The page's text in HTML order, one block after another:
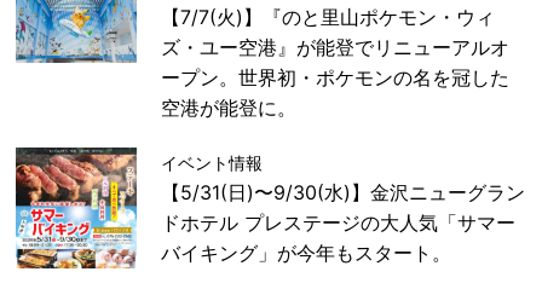
【7/7(火)】『のと里山ポケモン・ウィ
ズ・ユー空港』が能登でリニューアルオ
ープン。世界初・ポケモンの名を冠した
空港が能登に。
イベント情報
【5/31(日)〜9/30(水)】金沢ニューグラン
ドホテル プレステージの大人気「サマー
バイキング」が今年もスタート。